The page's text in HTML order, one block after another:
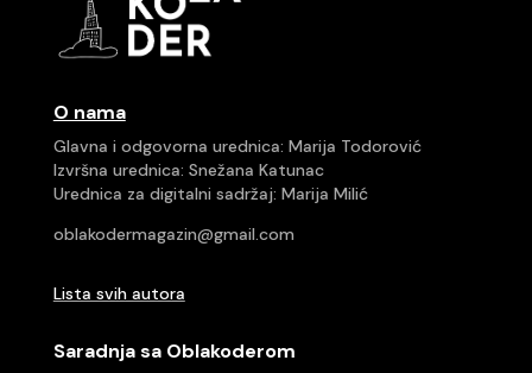
O nama
Glavna i odgovorna urednica: Marija Todorović
Izvršna urednica: Snežana Katunac
Urednica za digitalni sadržaj: Marija Milić
oblakodermagazin@gmail.com
Lista svih autora
Saradnja sa Oblakoderom